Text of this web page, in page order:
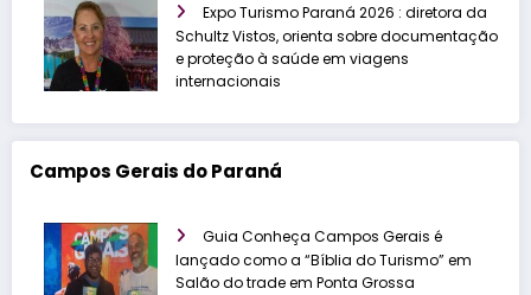
Expo Turismo Paraná 2026 : diretora da
Schultz Vistos, orienta sobre documentação
e proteção à saúde em viagens
internacionais
Campos Gerais do Paraná
Guia Conheça Campos Gerais é
lançado como a “Bíblia do Turismo” em
Salão do trade em Ponta Grossa